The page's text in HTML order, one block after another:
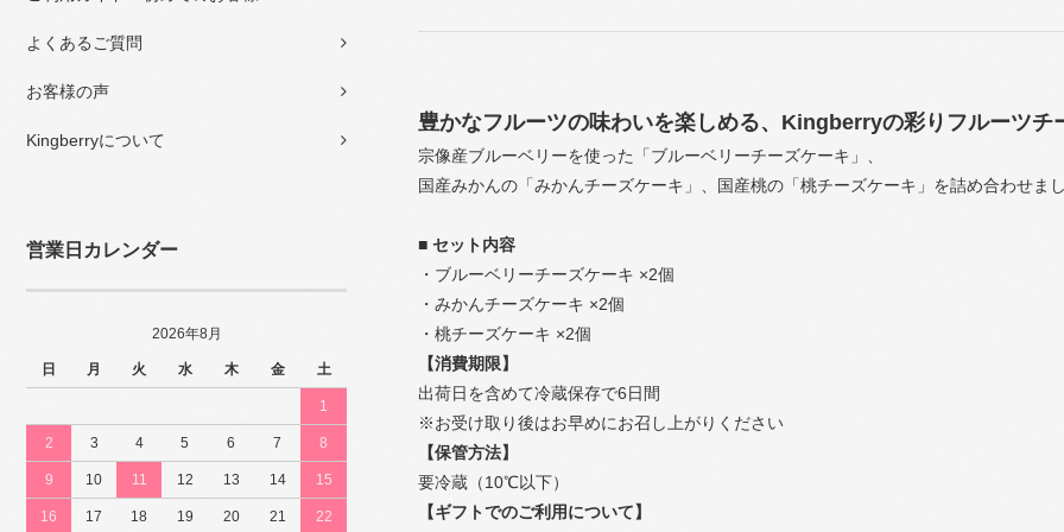
よくあるご質問
お客様の声
Kingberryについて
営業日カレンダー
2026年8月
日 月 火 水 木 金 土
1
2 3 4 5 6 7 8
9 10 11 12 13 14 15
16 17 18 19 20 21 22
豊かなフルーツの味わいを楽しめる、Kingberryの彩りフルーツチ
宗像産ブルーベリーを使った「ブルーベリーチーズケーキ」、
国産みかんの「みかんチーズケーキ」、国産桃の「桃チーズケーキ」を詰め合わせま
■ セット内容
・ブルーベリーチーズケーキ ×2個
・みかんチーズケーキ ×2個
・桃チーズケーキ ×2個
【消費期限】
出荷日を含めて冷蔵保存で6日間
※お受け取り後はお早めにお召し上がりください
【保管方法】
要冷蔵（10℃以下）
【ギフトでのご利用について】